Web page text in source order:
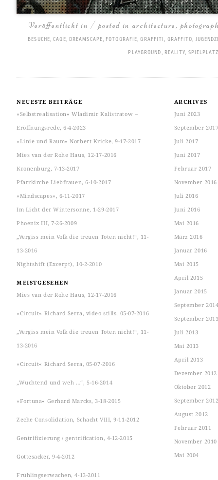
Veröffentlicht in / posted in architecture,
BESUCHE,CAGE, DREAMSCAPE, FOTOGRAFIE,GRAFFITI, GRAFFITO,
PLAYGROUND, REALITY, SPIELPLATZ
NEUESTE BEITRÄGE
»Selbstrealisation« Wladimir Kalistratow ‒
Eröffnungsrede, 6-4-2023
»Linie und Raum« Norbert Kricke, 9-17-2017
Mies van der Rohe Haus, 12-17-2016
Kronenburg, 7-13-2017
Pfarrkirche Liebfrauen, 6-10-2017
»Mindscapes«, 6-11-2017
Im Licht der Wintersonne, 1-29-2017
Phoenix III, 7-26-2009
„Vergiss mein Volk die treuen Toten nicht!“, 11-
13-2016
Nightshift (Excerpt), 10-2-2010
MEISTGESEHEN
Mies van der Rohe Haus, 12-17-2016
»Circuit« Richard Serra, video stills, 05-07-2016
„Vergiss mein Volk die treuen Toten nicht!“, 11-
13-2016
»Circuit« Richard Serra, 05-07-2016
„Wuchtend und weh …“, 5-16-2014
»Fortuna« Gerhard Marcks, 3-18-2015
Zeche Consolidation, Schacht VIII, 9-11-2012
Gentrifizierung / gentrification, 4-12-2015
Gottesacker, 9-4-2012
Frühlingserwachen, 4-13-2011
ARCHIVES
Juni 2023
September
Juli 2017
Juni 2017
Februar 2017
November 2016
Juli 2016
Juni 2016
Mai 2016
März 2016
Januar 2016
Mai 2015
April 2015
Januar 2015
September
September
Juli 2013
Mai 2013
April 2013
Dezember 2012
Oktober 2012
September
August 2012
Februar 2011
November 2010
Mai 2004